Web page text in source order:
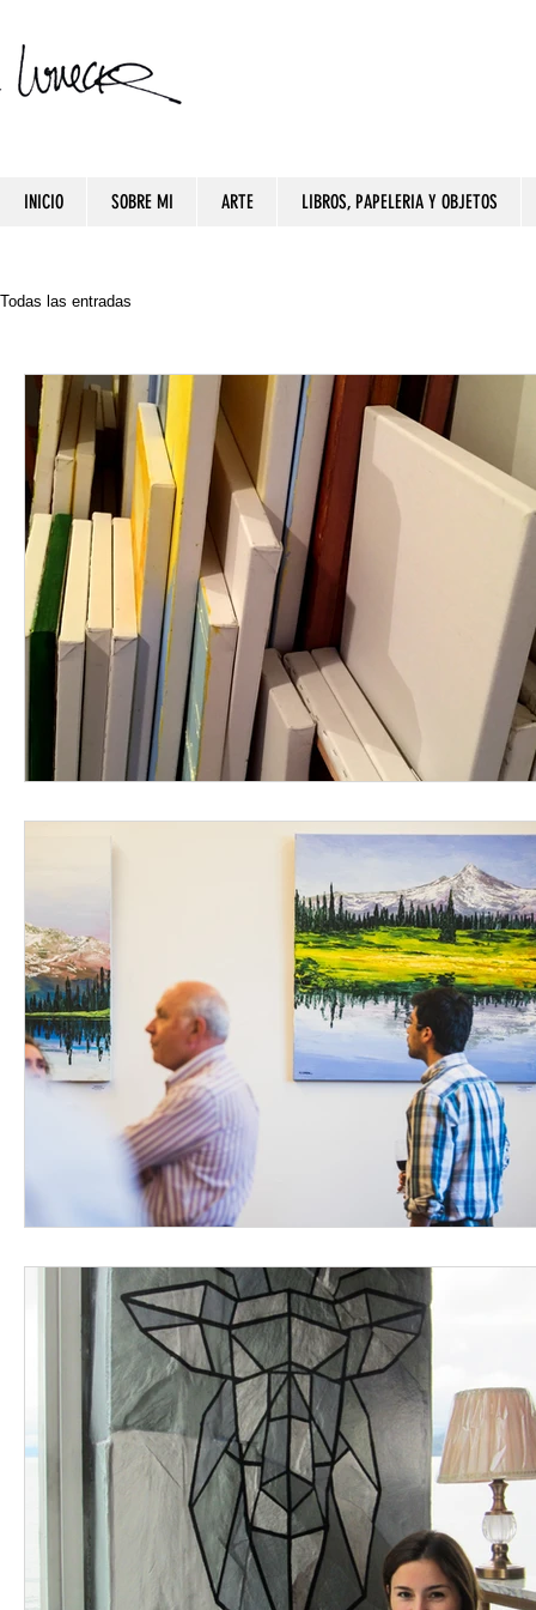
INICIO SOBRE MI ARTE LIBROS, PAPELERIA Y OBJETOS
Todas las entradas